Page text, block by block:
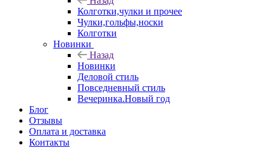
Колготки,чулки и прочее
Чулки,гольфы,носки
Колготки
Новинки
Назад
Новинки
Деловой стиль
Повседневный стиль
Вечеринка.Новый год
Блог
Отзывы
Оплата и доставка
Контакты